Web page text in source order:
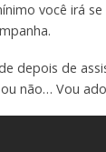
você irá
depois de
não… Vou